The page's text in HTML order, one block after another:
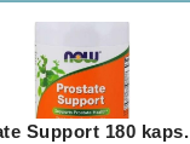
Support 180 kaps.